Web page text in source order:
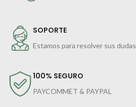
SOPORTE
Estamos para resolver sus dudas
100% SEGURO
PAYCOMMET & PAYPAL